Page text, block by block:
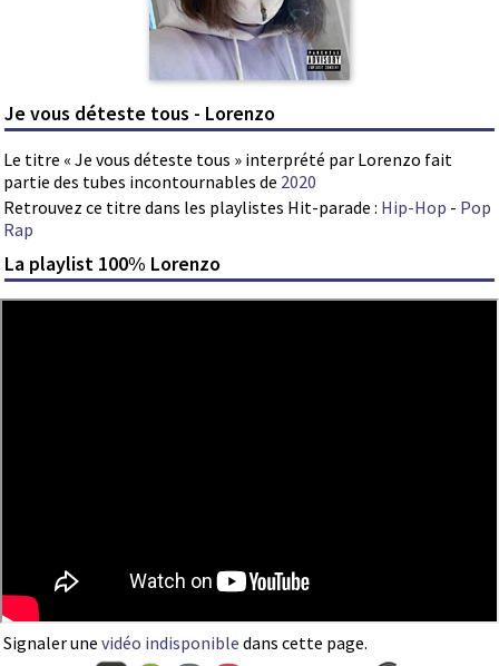
Je vous déteste tous - Lorenzo
Le titre « Je vous déteste tous » interprété par Lorenzo fait
partie des tubes incontournables de 2020
Retrouvez ce titre dans les playlistes Hit-parade : Hip-Hop - Pop
Rap
La playlist 100% Lorenzo
Signaler une vidéo indisponible dans cette page.